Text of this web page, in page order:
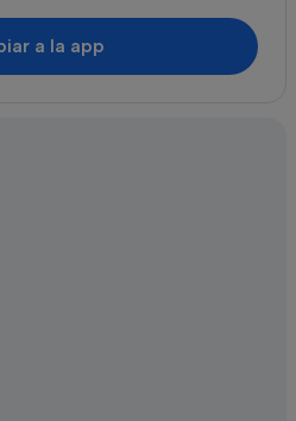
a la app